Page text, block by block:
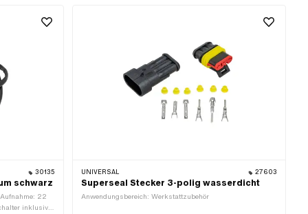
30135
schwarz
22
inklusive:
UNIVERSAL 27603
Superseal Stecker 3-polig wasserdicht
Anwendungsbereich: Werkstattzubehör